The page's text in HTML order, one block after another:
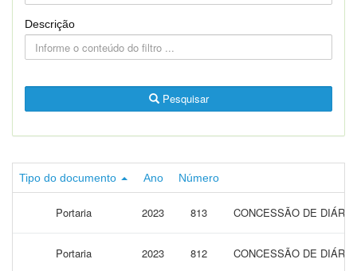
Descrição
Pesquisar
Tipo do documento Ano Número
Portaria 2023 813 CONCESSÃO DE
Portaria 2023 812 CONCESSÃO DE